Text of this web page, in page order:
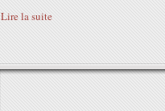
Lire la suite